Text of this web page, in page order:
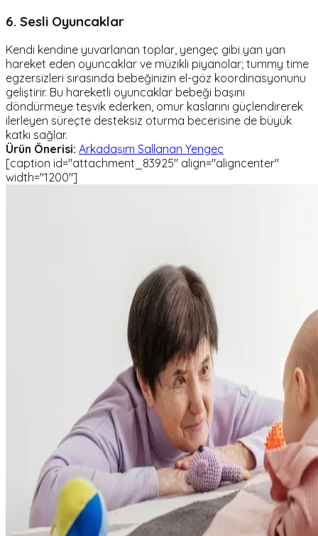
6. Sesli Oyuncaklar
Kendi kendine yuvarlanan toplar, yengeç gibi yan yan
hareket eden oyuncaklar ve müzikli piyanolar; tummy time
egzersizleri sırasında bebeğinizin el-göz koordinasyonunu
geliştirir. Bu hareketli oyuncaklar bebeği başını
döndürmeye teşvik ederken, omur kaslarını güçlendirerek
ilerleyen süreçte desteksiz oturma becerisine de büyük
katkı sağlar.
Ürün Önerisi: Arkadaşım Sallanan Yengeç
[caption id="attachment_83925" align="aligncenter"
width="1200"]